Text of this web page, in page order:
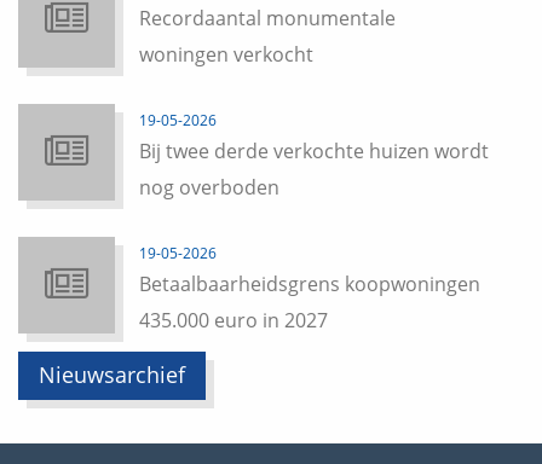
Recordaantal monumentale
woningen verkocht
19-05-2026
Bij twee derde verkochte huizen wordt
nog overboden
19-05-2026
Betaalbaarheidsgrens koopwoningen
435.000 euro in 2027
Nieuwsarchief